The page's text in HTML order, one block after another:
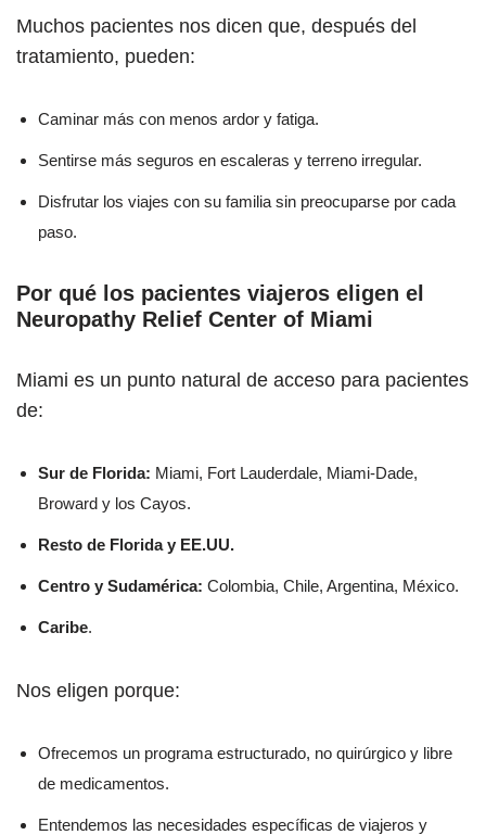
Muchos pacientes nos dicen que, después del
tratamiento, pueden:
Caminar más con menos ardor y fatiga.
Sentirse más seguros en escaleras y terreno irregular.
Disfrutar los viajes con su familia sin preocuparse por cada
paso.
Por qué los pacientes viajeros eligen el
Neuropathy Relief Center of Miami
Miami es un punto natural de acceso para pacientes
de:
Sur de Florida: Miami, Fort Lauderdale, Miami-Dade,
Broward y los Cayos.
Resto de Florida y EE.UU.
Centro y Sudamérica: Colombia, Chile, Argentina, México.
Caribe.
Nos eligen porque:
Ofrecemos un programa estructurado, no quirúrgico y libre
de medicamentos.
Entendemos las necesidades específicas de viajeros y